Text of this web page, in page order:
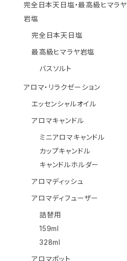
完全日本天日塩・最高級ヒマラヤ
岩塩
完全日本天日塩
最高級ヒマラヤ岩塩
バスソルト
アロマ・リラクゼーション
エッセンシャルオイル
アロマキャンドル
ミニアロマキャンドル
カップキャンドル
キャンドルホルダー
アロマディッシュ
アロマディフューザー
詰替用
159ml
328ml
アロマポット